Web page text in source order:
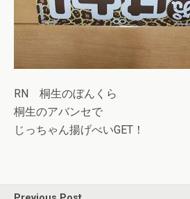
RN 桐生のぼんくら
桐生のアバンセで
じっちゃん揚げべいGET！